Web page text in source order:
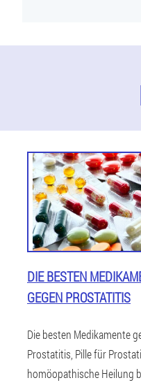
DIE BESTEN
GEGEN PROSTATITIS
Die besten Medikamente
Prostatitis, Pille für
homöopathische Heilung